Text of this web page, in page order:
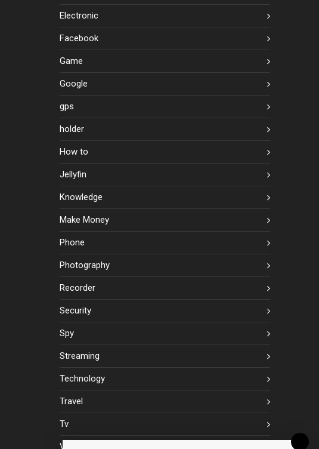
Electronic
Facebook
Game
Google
gps
holder
How to
Jellyfin
Knowledge
Make Money
Phone
Photography
Recorder
Security
Spy
Streaming
Technology
Travel
Tv
Vpn